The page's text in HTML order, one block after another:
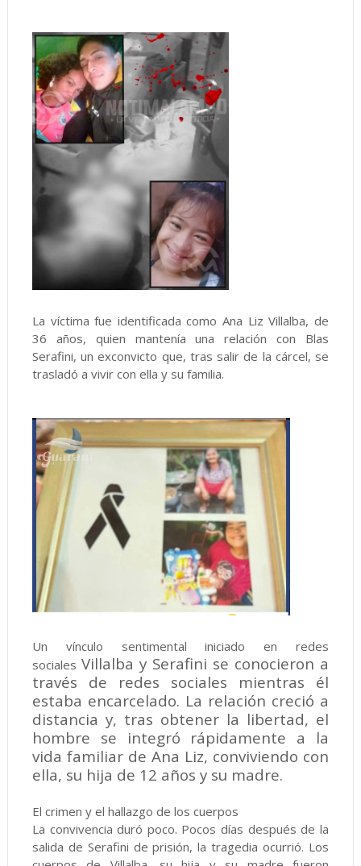
La víctima fue identificada como Ana Liz Villalba, de
36 años, quien mantenía una relación con Blas
Serafini, un exconvicto que, tras salir de la cárcel, se
trasladó a vivir con ella y su familia.
Un vínculo sentimental iniciado en redes
sociales Villalba y Serafini se conocieron a
través de redes sociales mientras él
estaba encarcelado. La relación creció a
distancia y, tras obtener la libertad, el
hombre se integró rápidamente a la
vida familiar de Ana Liz, conviviendo con
ella, su hija de 12 años y su madre.
El crimen y el hallazgo de los cuerpos
La convivencia duró poco. Pocos días después de la
salida de Serafini de prisión, la tragedia ocurrió. Los